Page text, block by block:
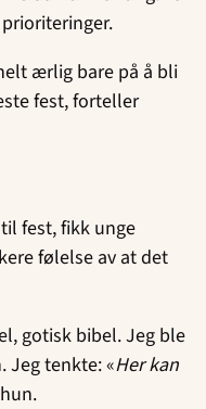
ærlig bare på å bli
fest, forteller
fest, fikk unge
følelse av at det
gotisk bibel. Jeg ble
Jeg tenkte: «Her kan